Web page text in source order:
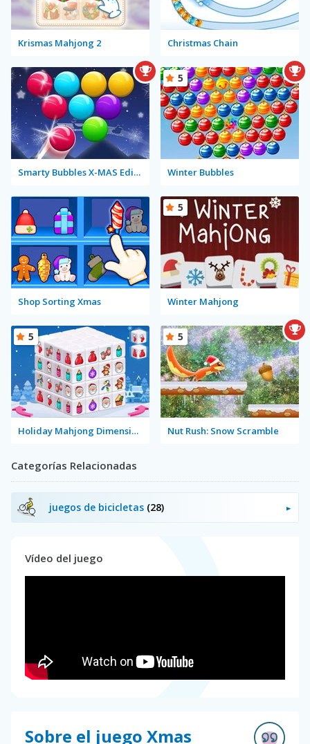
Krismas Mahjong 2 Christmas Chain
Smarty Bubbles X-MAS Edition Winter Bubbles
5
Shop Sorting Xmas Winter Mahjong
5
Holiday Mahjong Dimensions
5
Nut Rush: Snow Scramble
5
Categorías Relacionadas
juegos de bicicletas (28)
Vídeo del juego
Sobre el juego Xmas